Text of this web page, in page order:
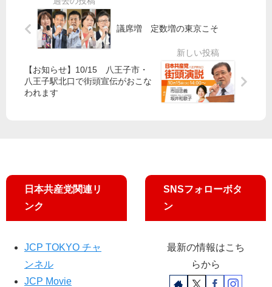
区
で
学
習
置
田
村
智
子
訴
／
王
議席増 定数増の東京こそ
【お知らせ】10/15 八王子市・
八王子駅北口で街頭宣伝がおこな
われます
日本共産党関連リ
ンク
JCP TOKYO チャ
ンネル
JCP Movie
SNSフォローボタ
ン
最新の情報はこち
らから